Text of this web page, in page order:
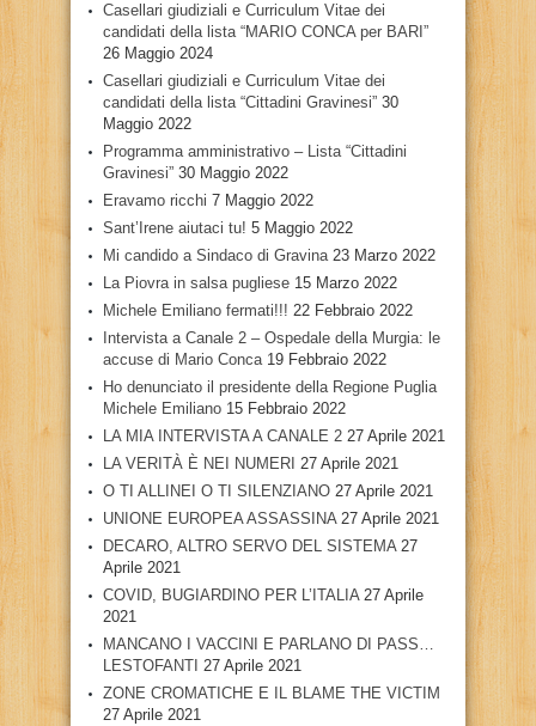
Casellari giudiziali e Curriculum Vitae dei
candidati della lista “MARIO CONCA per BARI”
26 Maggio 2024
Casellari giudiziali e Curriculum Vitae dei
candidati della lista “Cittadini Gravinesi” 30
Maggio 2022
Programma amministrativo – Lista “Cittadini
Gravinesi” 30 Maggio 2022
Eravamo ricchi 7 Maggio 2022
Sant’Irene aiutaci tu! 5 Maggio 2022
Mi candido a Sindaco di Gravina 23 Marzo 2022
La Piovra in salsa pugliese 15 Marzo 2022
Michele Emiliano fermati!!! 22 Febbraio 2022
Intervista a Canale 2 – Ospedale della Murgia: le
accuse di Mario Conca 19 Febbraio 2022
Ho denunciato il presidente della Regione Puglia
Michele Emiliano 15 Febbraio 2022
LA MIA INTERVISTA A CANALE 2 27 Aprile 2021
LA VERITÀ È NEI NUMERI 27 Aprile 2021
O TI ALLINEI O TI SILENZIANO 27 Aprile 2021
UNIONE EUROPEA ASSASSINA 27 Aprile 2021
DECARO, ALTRO SERVO DEL SISTEMA 27
Aprile 2021
COVID, BUGIARDINO PER L’ITALIA 27 Aprile
2021
MANCANO I VACCINI E PARLANO DI PASS…
LESTOFANTI 27 Aprile 2021
ZONE CROMATICHE E IL BLAME THE VICTIM
27 Aprile 2021